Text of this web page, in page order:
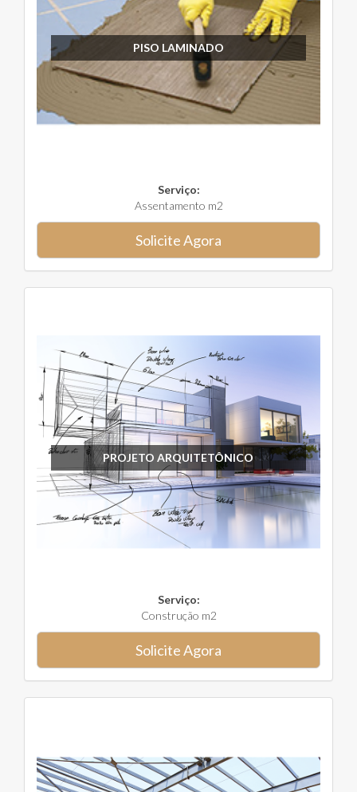
PISO LAMINADO
Serviço:
Assentamento m2
Solicite Agora
PROJETO ARQUITETÔNICO
Serviço:
Construção m2
Solicite Agora